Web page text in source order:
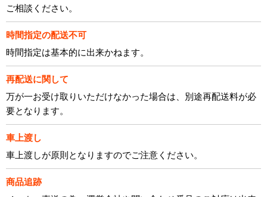
ご相談ください。
時間指定の配送不可
時間指定は基本的に出来かねます。
再配送に関して
万が一お受け取りいただけなかった場合は、別途再配送料が必
要となります。
車上渡し
車上渡しが原則となりますのでご注意ください。
商品追跡